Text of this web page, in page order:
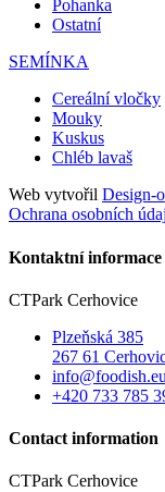
Pohanka
Ostatní
SEMÍNKA
Cereální vločky
Mouky
Kuskus
Chléb lavaš
Web vytvořil Design-
Ochrana osobních
Kontaktní informace
CTPark Cerhovice
Plzeňská 385
267 61
info@foodish.eu
+420 733 785
Contact information
CTPark Cerhovice